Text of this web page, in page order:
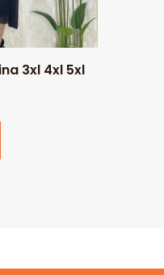
3xl 4xl 5xl